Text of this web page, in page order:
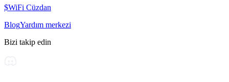
$WiFi Cüzdan
BlogYardım merkezi
Bizi takip edin